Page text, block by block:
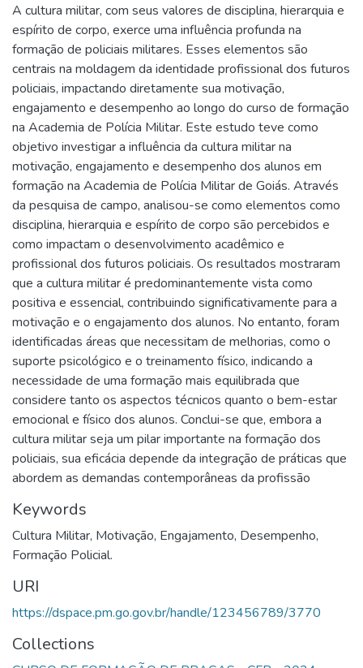
A cultura militar, com seus valores de disciplina, hierarquia e
espírito de corpo, exerce uma influência profunda na
formação de policiais militares. Esses elementos são
centrais na moldagem da identidade profissional dos futuros
policiais, impactando diretamente sua motivação,
engajamento e desempenho ao longo do curso de formação
na Academia de Polícia Militar. Este estudo teve como
objetivo investigar a influência da cultura militar na
motivação, engajamento e desempenho dos alunos em
formação na Academia de Polícia Militar de Goiás. Através
da pesquisa de campo, analisou-se como elementos como
disciplina, hierarquia e espírito de corpo são percebidos e
como impactam o desenvolvimento acadêmico e
profissional dos futuros policiais. Os resultados mostraram
que a cultura militar é predominantemente vista como
positiva e essencial, contribuindo significativamente para a
motivação e o engajamento dos alunos. No entanto, foram
identificadas áreas que necessitam de melhorias, como o
suporte psicológico e o treinamento físico, indicando a
necessidade de uma formação mais equilibrada que
considere tanto os aspectos técnicos quanto o bem-estar
emocional e físico dos alunos. Conclui-se que, embora a
cultura militar seja um pilar importante na formação dos
policiais, sua eficácia depende da integração de práticas que
abordem as demandas contemporâneas da profissão
Keywords
Cultura Militar, Motivação, Engajamento, Desempenho,
Formação Policial.
URI
https://dspace.pm.go.gov.br/handle/123456789/3770
Collections